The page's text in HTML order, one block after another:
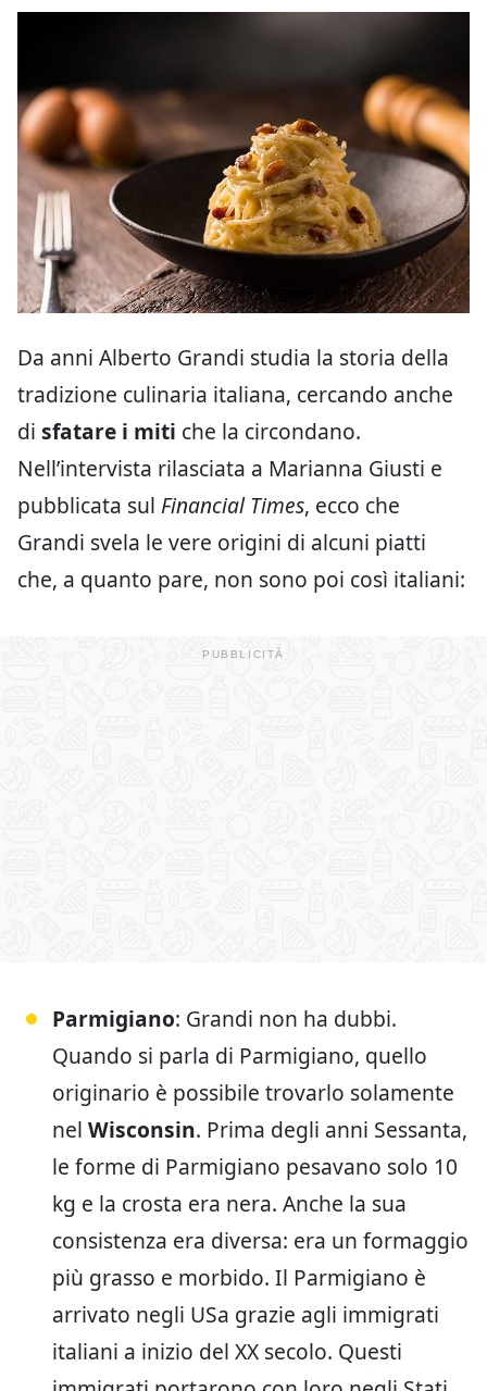
Da anni Alberto Grandi studia la storia della
tradizione culinaria italiana, cercando anche
di sfatare i miti che la circondano.
Nell’intervista rilasciata a Marianna Giusti e
pubblicata sul Financial Times, ecco che
Grandi svela le vere origini di alcuni piatti
che, a quanto pare, non sono poi così italiani:
Parmigiano: Grandi non ha dubbi.
Quando si parla di Parmigiano, quello
originario è possibile trovarlo solamente
nel Wisconsin. Prima degli anni Sessanta,
le forme di Parmigiano pesavano solo 10
kg e la crosta era nera. Anche la sua
consistenza era diversa: era un formaggio
più grasso e morbido. Il Parmigiano è
arrivato negli USa grazie agli immigrati
italiani a inizio del XX secolo. Questi